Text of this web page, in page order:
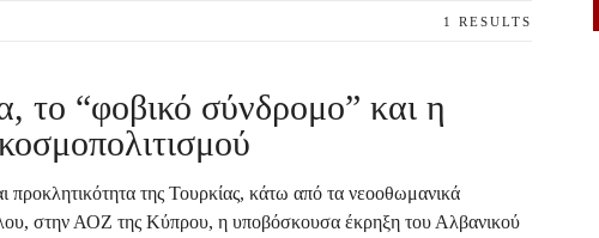
1 RESULTS
το “φοβικό σύνδρομο” και η
προκλητικότητα της Τουρκίας, κάτω από τα νεοοθωμανικά
στην ΑΟΖ της Κύπρου, η υποβόσκουσα έκρηξη του Αλβανικού